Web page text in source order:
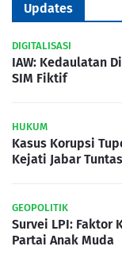
Updates
DIGITALISASI
IAW: Kedaulatan
SIM Fiktif
HUKUM
Kasus Korupsi
Kejati Jabar
GEOPOLITIK
Survei LPI: Faktor
Partai Anak Muda